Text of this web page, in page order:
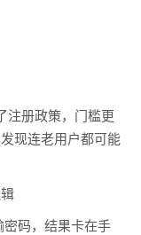
注册政策，门槛更
现连老用户都可能
码，结果卡在手